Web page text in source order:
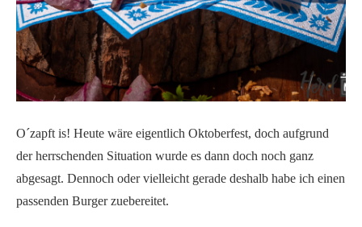
O´zapft is! Heute wäre eigentlich Oktoberfest, doch aufgrund
der herrschenden Situation wurde es dann doch noch ganz
abgesagt. Dennoch oder vielleicht gerade deshalb habe ich einen
passenden Burger zuebereitet.